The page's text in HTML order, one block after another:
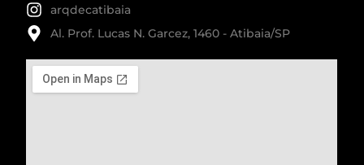
arqdecatibaia
Al. Prof. Lucas N. Garcez, 1460 - Atibaia/SP